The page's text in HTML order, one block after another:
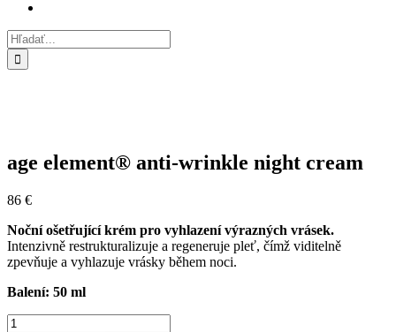
Hľadať:
age element® anti-wrinkle night cream
86 €
Noční ošetřující krém pro vyhlazení výrazných vrásek.
Intenzivně restrukturalizuje a regeneruje pleť, čímž viditelně
zpevňuje a vyhlazuje vrásky během noci.
Balení: 50 ml
množstvo